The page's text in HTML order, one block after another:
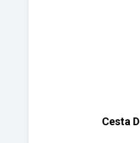
Cesta